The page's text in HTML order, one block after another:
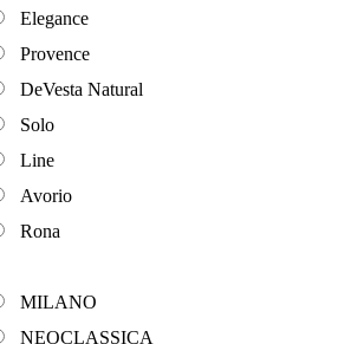
Elegance
Provence
DeVesta Natural
Solo
Line
Avorio
Rona
MILANO
NEOCLASSICA